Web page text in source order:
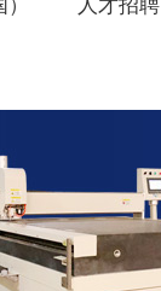
人才招聘